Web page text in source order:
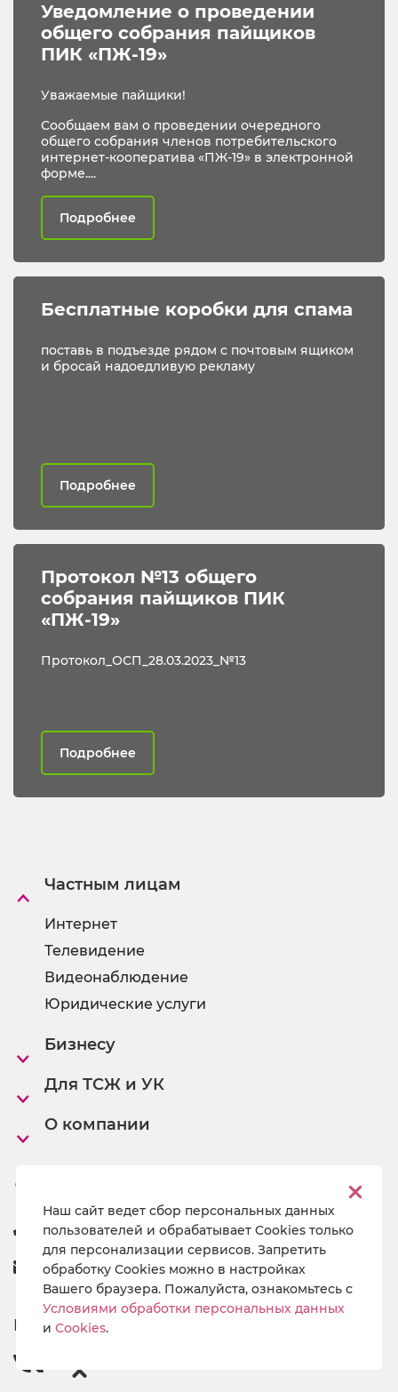
Уведомление о проведении
общего собрания пайщиков
ПИК «ПЖ-19»
Уважаемые пайщики!
Сообщаем вам о проведении очередного
общего собрания членов потребительского
интернет-кооператива «ПЖ-19» в электронной
форме....
Подробнее
Бесплатные коробки для спама
поставь в подъезде рядом с почтовым ящиком
и бросай надоедливую рекламу
Подробнее
Протокол №13 общего
собрания пайщиков ПИК
«ПЖ-19»
Протокол_ОСП_28.03.2023_№13
Подробнее
Частным лицам
Интернет
Телевидение
Видеонаблюдение
Юридические услуги
Бизнесу
Для ТСЖ и УК
О компании
8 800 222 55 19
a@pg19.ru
Подпишись
Наш сайт ведет сбор персональных данных
пользователей и обрабатывает Cookies только
для персонализации сервисов. Запретить
обработку Cookies можно в настройках
Вашего браузера. Пожалуйста, ознакомьтесь с
Условиями обработки персональных данных
и Cookies.